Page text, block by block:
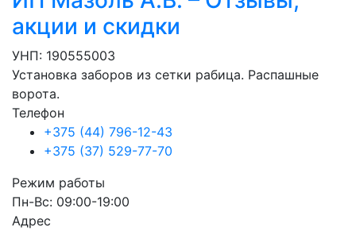
акции и скидки
УНП: 190555003
Установка заборов из сетки рабица. Распашные
ворота.
Телефон
+375 (44) 796-12-43
+375 (37) 529-77-70
Режим работы
Пн-Вс: 09:00-19:00
Адрес